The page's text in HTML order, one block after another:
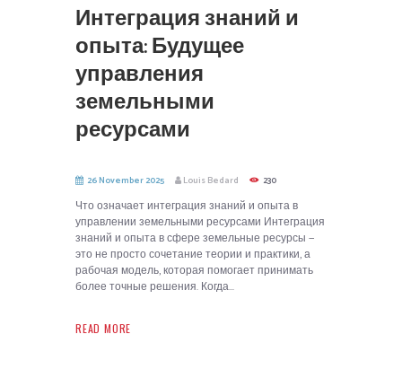
Интеграция знаний и
опыта: Будущее
управления
земельными
ресурсами
26 November 2025 Louis Bedard 230
Что означает интеграция знаний и опыта в
управлении земельными ресурсами Интеграция
знаний и опыта в сфере земельные ресурсы —
это не просто сочетание теории и практики, а
рабочая модель, которая помогает принимать
более точные решения. Когда...
READ MORE